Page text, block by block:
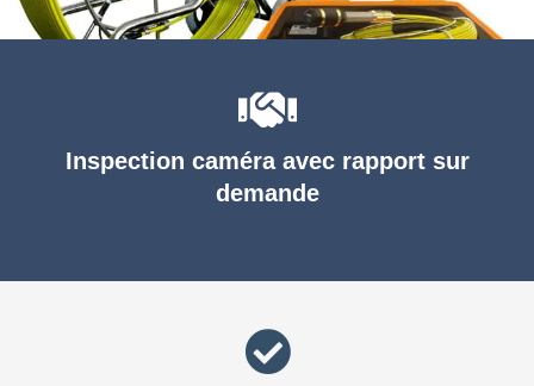
Inspection caméra avec rapport sur
demande